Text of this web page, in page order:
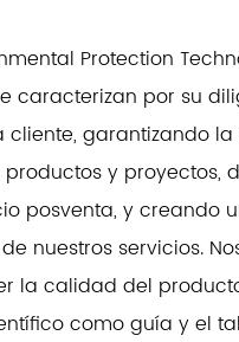
Protection
caracterizan por su
garantizando
y proyectos,
posventa, y creando
nuestros servicios.
la calidad del
como guía y el